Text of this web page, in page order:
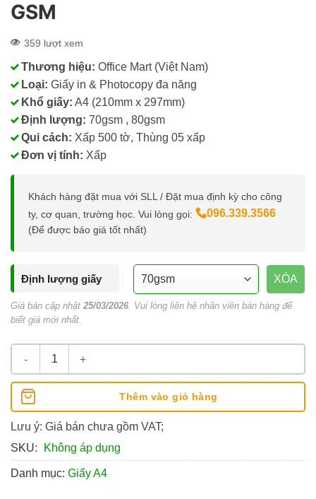
GSM
359 lượt xem
Thương hiệu: Office Mart (Việt Nam)
Loại: Giấy in & Photocopy đa năng
Khổ giấy: A4 (210mm x 297mm)
Định lượng: 70gsm , 80gsm
Qui cách: Xấp 500 tờ, Thùng 05 xấp
Đơn vị tính: Xấp
Khách hàng đặt mua với SLL / Đặt mua định kỳ cho công
ty, cơ quan, trường học. Vui lòng gọi:
096.339.3566
(Để được báo giá tốt nhất)
Định lượng giấy XÓA
Giá bán cập nhật 25/03/2026. Vui lòng liên hệ nhân viên bán hàng để
biết giá mới nhất.
Giấy A4 Office Mart ĐL 70/80 GSM số lượng
Thêm vào giỏ hàng
Lưu ý: Giá bán chưa gồm VAT;
SKU:
Không áp dụng
Danh mục: Giấy A4